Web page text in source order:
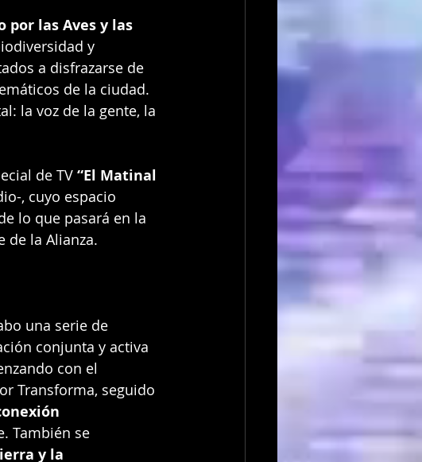
por las Aves y las
y
a disfrazarse de
de la ciudad.
la voz de la gente, la
de TV “El Matinal
, cuyo espacio
lo que pasará en la
de la Alianza.
una serie de
conjunta y activa
con el
Transforma, seguido
También se
y la